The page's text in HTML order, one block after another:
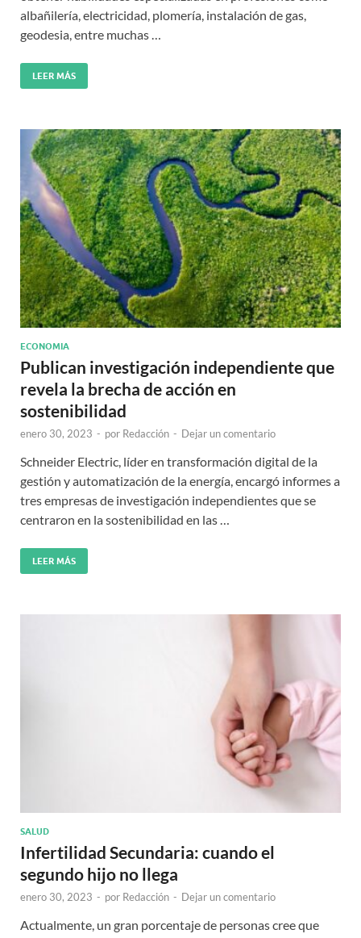
albañilería, electricidad, plomería, instalación de gas,
geodesia, entre muchas …
LEER MÁS
ECONOMIA
Publican investigación independiente que
revela la brecha de acción en
sostenibilidad
enero 30, 2023 - por Redacción - Dejar un comentario
Schneider Electric, líder en transformación digital de la
gestión y automatización de la energía, encargó informes a
tres empresas de investigación independientes que se
centraron en la sostenibilidad en las …
LEER MÁS
SALUD
Infertilidad Secundaria: cuando el
segundo hijo no llega
enero 30, 2023 - por Redacción - Dejar un comentario
Actualmente, un gran porcentaje de personas cree que